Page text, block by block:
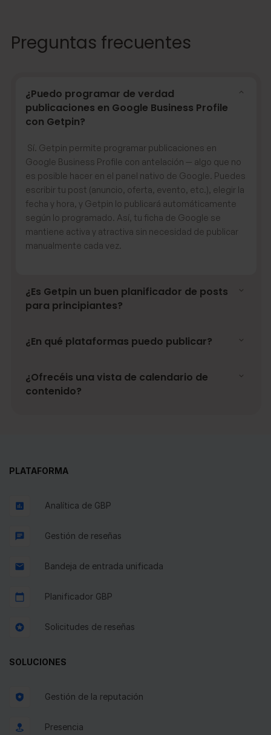
Preguntas frecuentes
¿Puedo programar de verdad
publicaciones en Google Business Profile
con Getpin?
Sí. Getpin permite programar publicaciones en
Google Business Profile con antelación — algo que no
es posible hacer en el panel nativo de Google. Puedes
escribir tu post (anuncio, oferta, evento, etc.), elegir la
fecha y hora, y Getpin lo publicará automáticamente
según lo programado. Así, tu ficha de Google se
mantiene activa y atractiva sin necesidad de publicar
manualmente cada vez.
¿Es Getpin un buen planificador de posts
para principiantes?
¿En qué plataformas puedo publicar?
¿Ofrecéis una vista de calendario de
contenido?
PLATAFORMA
Analítica de GBP
Gestión de reseñas
Bandeja de entrada unificada
Planificador GBP
Solicitudes de reseñas
SOLUCIONES
Gestión de la reputación
Presencia